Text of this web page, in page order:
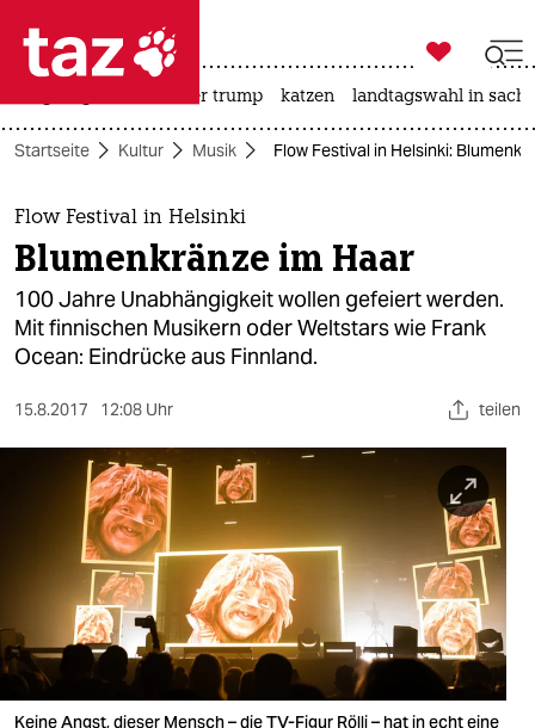
 taz zahl ich
taz zahl ich
themen
politik
öko
nord
wahrheit
verlag

taz zahl ich
usa unter trump katzen landtagswahl in
Startseite Kultur Musik Flow Festival in Helsinki:
Flow Festival in Helsinki
Blumenkränze im Haar
100 Jahre Unabhängigkeit wollen gefeiert werden.
Mit finnischen Musikern oder Weltstars wie Frank
Ocean: Eindrücke aus Finnland.
15.8.2017 12:08 Uhr teilen
Keine Angst, dieser Mensch – die TV-Figur Rölli – hat in echt eine